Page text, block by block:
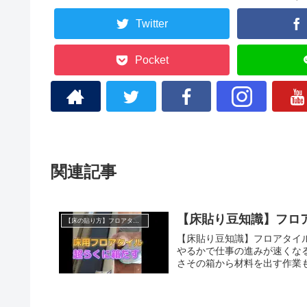
Twitter
Pocket
関連記事
【床の貼り方】フロアタイル Pタイル 【床貼り豆知識】フ
【床貼り豆知識】フロアタ
やるかで仕事の進みが速くな
さその箱から材料を出す作業